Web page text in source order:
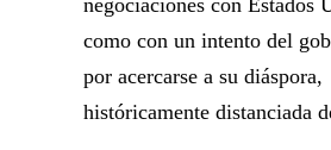
negociaciones con Estados
como con un intento del
por acercarse a su diáspora,
históricamente distanciada